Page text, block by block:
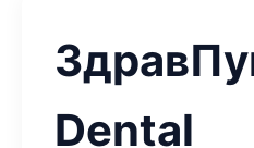
Dental